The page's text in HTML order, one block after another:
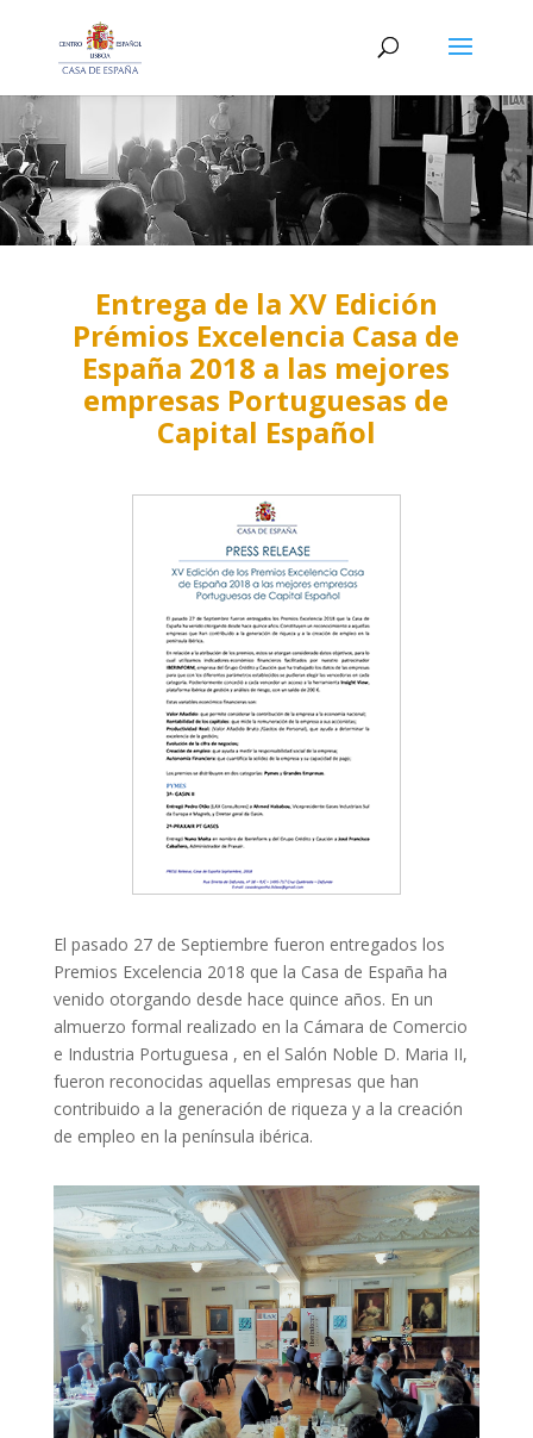
Entrega de la XV Edición
Prémios Excelencia Casa de
España 2018 a las mejores
empresas Portuguesas de
Capital Español
El pasado 27 de Septiembre fueron entregados los
Premios Excelencia 2018 que la Casa de España ha
venido otorgando desde hace quince años. En un
almuerzo formal realizado en la Cámara de Comercio
e Industria Portuguesa , en el Salón Noble D. Maria II,
fueron reconocidas aquellas empresas que han
contribuido a la generación de riqueza y a la creación
de empleo en la península ibérica.